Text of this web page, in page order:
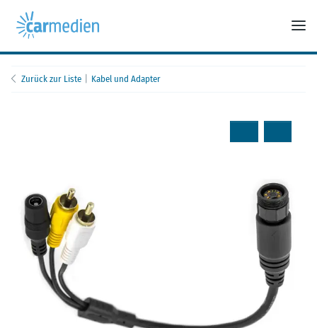
Zurück zur Liste Kabel und Adapter